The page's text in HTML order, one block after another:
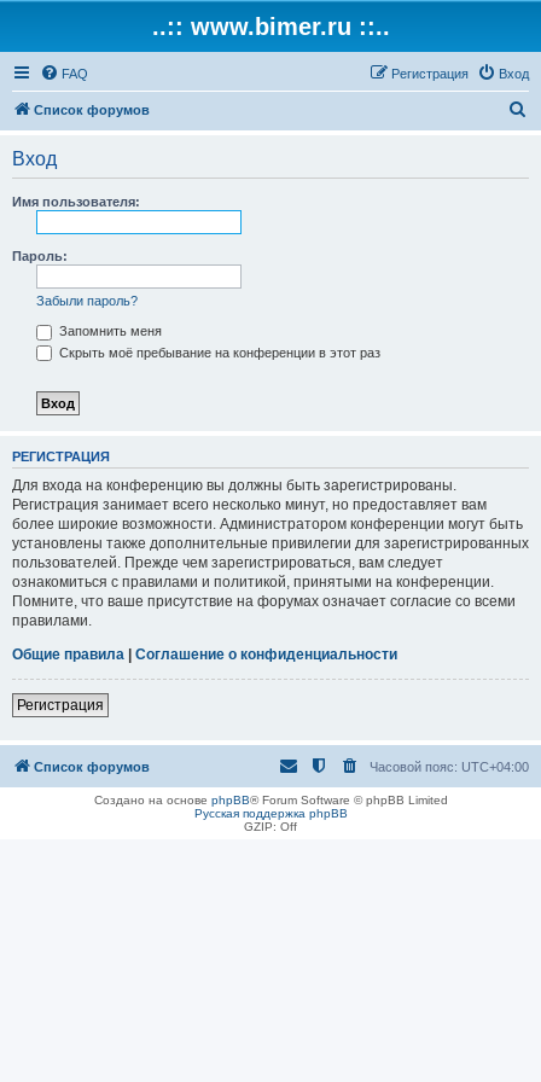
..:: www.bimer.ru ::..
FAQ Вход
Регистрация
Список форумов
Вход
Имя пользователя:
Пароль:
Забыли пароль?
Запомнить меня
Скрыть моё пребывание на конференции в этот раз
РЕГИСТРАЦИЯ
Для входа на конференцию вы должны быть зарегистрированы.
Регистрация занимает всего несколько минут, но предоставляет вам
более широкие возможности. Администратором конференции могут быть
установлены также дополнительные привилегии для зарегистрированных
пользователей. Прежде чем зарегистрироваться, вам следует
ознакомиться с правилами и политикой, принятыми на конференции.
Помните, что ваше присутствие на форумах означает согласие со всеми
правилами.
Общие правила | Соглашение о конфиденциальности
Регистрация
Список форумов Часовой пояс: UTC+04:00
Создано на основе phpBB® Forum Software © phpBB Limited
Русская поддержка phpBB
GZIP: Off